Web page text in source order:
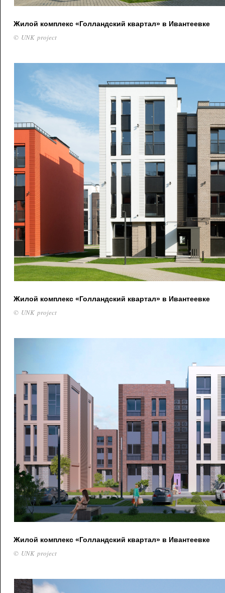
Жилой комплекс «Голландский квартал» в Ивантеевке
© UNK project
Жилой комплекс «Голландский квартал» в Ивантеевке
© UNK project
Жилой комплекс «Голландский квартал» в Ивантеевке
© UNK project